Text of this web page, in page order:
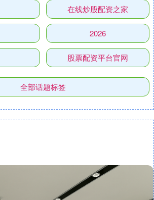
在线炒股配资之家
2026
股票配资平台官网
全部话题标签